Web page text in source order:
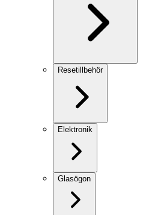
Resetillbehör
Elektronik
Glasögon